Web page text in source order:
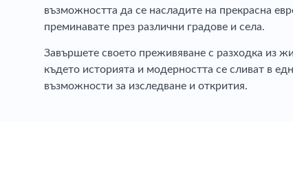
възможността да се насладите на прекрасна
преминавате през различни градове и села.
Завършете своето преживяване с разходка из
където историята и модерността се сливат в
възможности за изследване и открития.